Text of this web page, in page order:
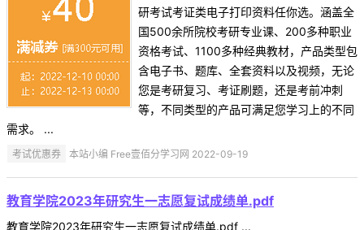
研考试考证类电子打印资料任你选。涵盖全
国500余所院校考研专业课、200多种职业
资格考试、1100多种经典教材，产品类型包
含电子书、题库、全套资料以及视频，无论
您是考研复习、考证刷题，还是考前冲刺
等，不同类型的产品可满足您学习上的不同
需求。 ...
考试优惠券 本站小编 Free壹佰分学习网 2022-09-19
教育学院2023年研究生一志愿复试成绩单.pdf
教育学院2023年研究生一志愿复试成绩单.pdf ...